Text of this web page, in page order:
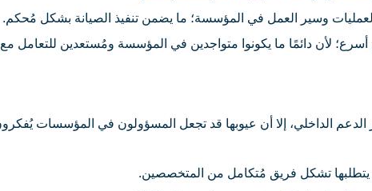
بالعمليات وسير العمل في المؤسسة؛ ما يضمن تنفيذ الصيانة بشكل مُحكم.
لأن دائمًا ما يكونوا متواجدين في المؤسسة ومُستعدين للتعامل
الدعم الداخلي، إلا أن عيوبها قد تجعل المسؤولون في المؤسسات
يتطلبها تشكل فريق مُتكامل من المتخصصين.